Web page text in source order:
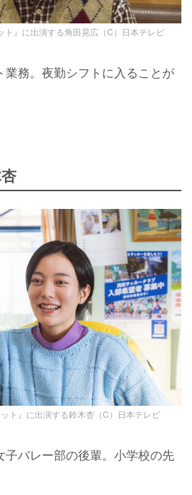
ト』に出演する角田晃広（C）日本テレビ
務。夜勤シフトに入ることが
ト』に出演する鈴木杏（C）日本テレビ
バレー部の後輩。小学校の先